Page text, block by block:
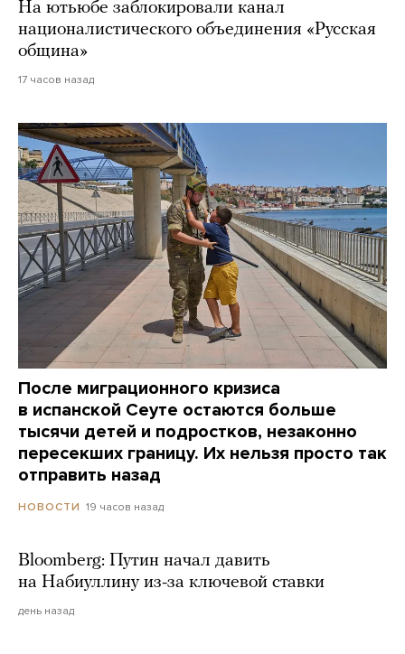
На ютьюбе заблокировали канал
националистического объединения «Русская
община»
17 часов назад
После миграционного кризиса
в испанской Сеуте остаются больше
тысячи детей и подростков, незаконно
пересекших границу. Их нельзя просто так
отправить назад
НОВОСТИ 19 часов назад
Bloomberg: Путин начал давить
на Набиуллину из-за ключевой ставки
день назад